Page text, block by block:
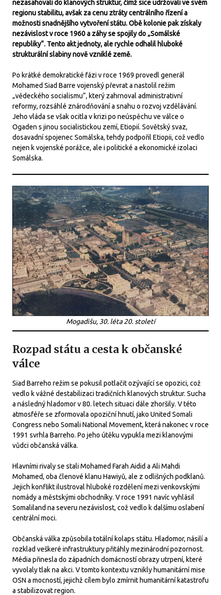
nezasahovali do klanových struktur, čímž sice udržovali ve svém
regionu stabilitu, avšak za cenu ztráty centrálního řízení a
možnosti snadnějšího vytvoření státu. Obě kolonie pak získaly
nezávislost v roce 1960 a záhy se spojily do „Somálské
republiky“. Tento akt jednoty, ale rychle odhalil hluboké
strukturální slabiny nově vzniklé země.
Po krátké demokratické fázi v roce 1969 provedl generál
Mohamed Siad Barre vojenský převrat a nastolil režim
„vědeckého socialismu“, který zahrnoval administrativní
reformy, rozsáhlé znárodňování a snahu o rozvoj vzdělávání.
Jeho vláda se však ocitla v krizi po neúspěchu ve válce o
Ogaden s jinou socialistickou zemí, Etiopií. Sovětský svaz,
dosavadní spojenec Somálska, tehdy podpořil Etiopii, což vedlo
nejen k vojenské porážce, ale i politické a ekonomické izolaci
Somálska.
Mogadišu, 30. léta 20. století
Rozpad státu a cesta k občanské
válce
Siad Barreho režim se pokusil potlačit ozývající se opozici, což
vedlo k vážné destabilizaci tradičních klanových struktur. Sucha
a následný hladomor v 80. letech situaci dále zhoršily. V této
atmosféře se zformovala opoziční hnutí, jako United Somali
Congress nebo Somali National Movement, která nakonec v roce
1991 svrhla Barreho. Po jeho útěku vypukla mezi klanovými
vůdci občanská válka.
Hlavními rivaly se stali Mohamed Farah Aidid a Ali Mahdi
Mohamed, oba členové klanu Hawiyů, ale z odlišných podklanů.
Jejich konflikt ilustroval hluboké rozdělení mezi venkovskými
nomády a městskými obchodníky. V roce 1991 navíc vyhlásil
Somaliland na severu nezávislost, což vedlo k dalšímu oslabení
centrální moci.
Občanská válka způsobila totální kolaps státu. Hladomor, násilí a
rozklad veškeré infrastruktury přitáhly mezinárodní pozornost.
Média přinesla do západních domácností obrazy utrpení, které
vyvolaly tlak na akci. V tomto kontextu vznikly humanitární mise
OSN a mocností, jejichž cílem bylo zmírnit humanitární katastrofu
a stabilizovat region.